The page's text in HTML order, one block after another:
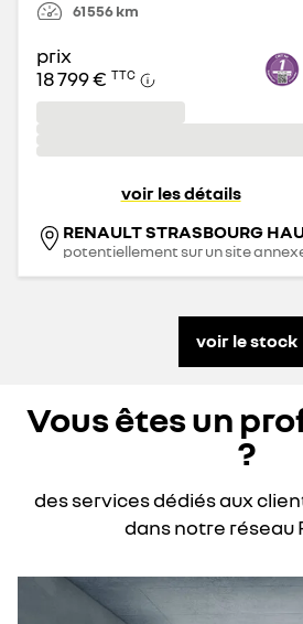
61 556km
prix
18 799 € TTC
voir les détails
potentiellement sur un site
voir le stock
Vous êtes un
?
des services dédiés aux
dans notre réseau